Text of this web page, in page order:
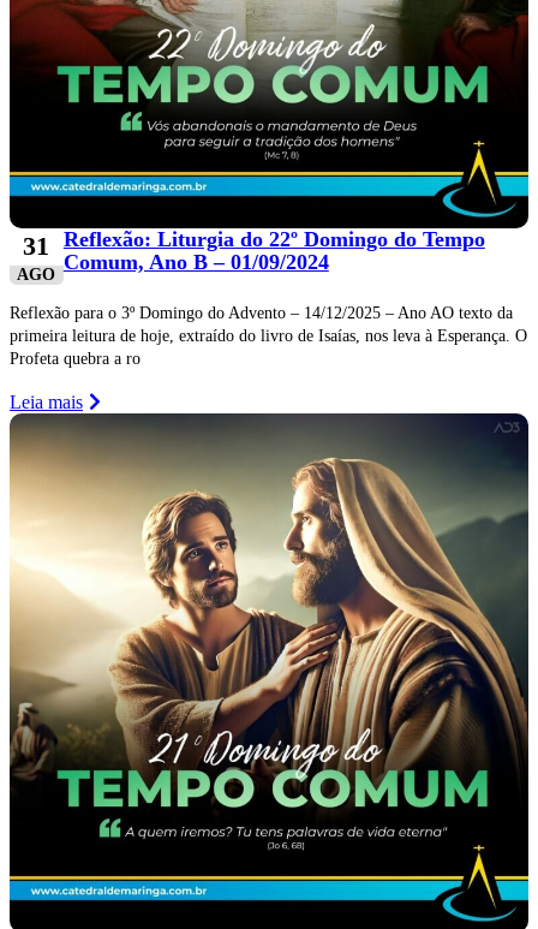
31
AGO
Reflexão: Liturgia do 22º Domingo do Tempo
Comum, Ano B – 01/09/2024
Reflexão para o 3º Domingo do Advento – 14/12/2025 – Ano AO texto da
primeira leitura de hoje, extraído do livro de Isaías, nos leva à Esperança. O
Profeta quebra a ro
Leia mais